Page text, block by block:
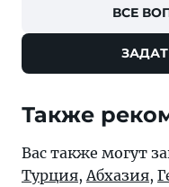
ВСЕ
Также
Вас также могут
Турция, Абхазия,